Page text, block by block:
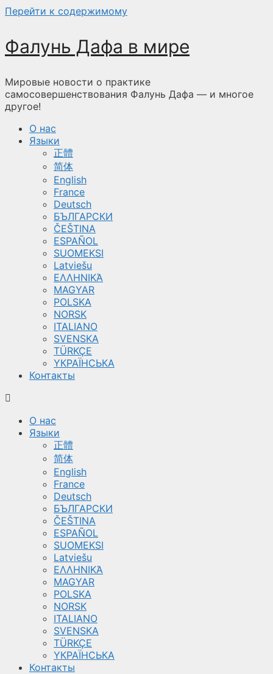
Перейти к содержимому
Фалунь Дафа в мире
Мировые новости о практике
самосовершенствования Фалунь Дафа — и многое
другое!
О нас
Языки
正體
简体
English
France
Deutsch
БЪЛГАРСКИ
ČEŠTINA
ESPAÑOL
SUOMEKSI
Latviešu
ΕΛΛΗΝΙΚΆ
MAGYAR
POLSKA
NORSK
ITALIANO
SVENSKA
TÜRKÇE
YКРАЇНСЬКА
Контакты
О нас
Языки
正體
简体
English
France
Deutsch
БЪЛГАРСКИ
ČEŠTINA
ESPAÑOL
SUOMEKSI
Latviešu
ΕΛΛΗΝΙΚΆ
MAGYAR
POLSKA
NORSK
ITALIANO
SVENSKA
TÜRKÇE
YКРАЇНСЬКА
Контакты